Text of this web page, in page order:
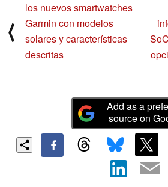
⟨
los nuevos smartwatches
Garmin con modelos
solares y características
descritas
Add as a
source on